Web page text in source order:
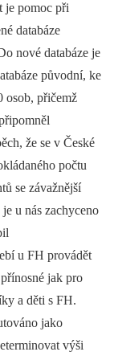
je pomoc při
databáze
nové databáze je
původní, ke
osob, přičemž
že se v České
počtu
se závažnější
u nás zachyceno
u FH provádět
jak pro
a děti s FH.
jako
výši